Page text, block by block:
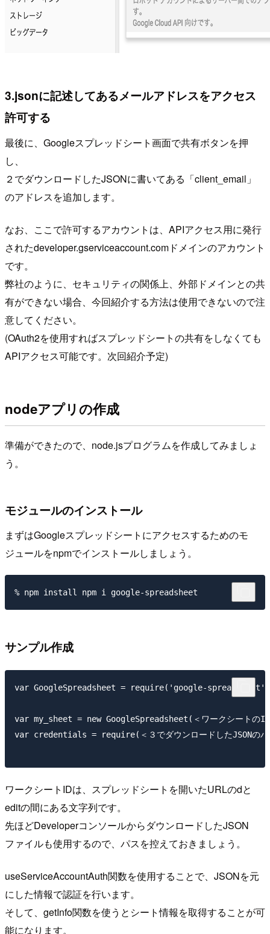
3.jsonに記述してあるメールアドレスをアクセス
許可する
最後に、Googleスプレッドシート画面で共有ボタンを押
し、
２でダウンロードしたJSONに書いてある「client_email」
のアドレスを追加します。
なお、ここで許可するアカウントは、APIアクセス用に発行
されたdeveloper.gserviceaccount.comドメインのアカウント
です。
弊社のように、セキュリティの関係上、外部ドメインとの共
有ができない場合、今回紹介する方法は使用できないので注
意してください。
(OAuth2を使用すればスプレッドシートの共有をしなくても
APIアクセス可能です。次回紹介予定)
nodeアプリの作成
準備ができたので、node.jsプログラムを作成してみましょ
う。
モジュールのインストール
まずはGoogleスプレッドシートにアクセスするためのモ
ジュールをnpmでインストールしましょう。
サンプル作成
var GoogleSpreadsheet = require('google-
var my_sheet = new GoogleSpreadsheet(＜ワークシートの
var credentials = require(＜３でダウンロードしたJSONの
ワークシートIDは、スプレッドシートを開いたURLのdと
editの間にある文字列です。
先ほどDeveloperコンソールからダウンロードしたJSON
ファイルも使用するので、パスを控えておきましょう。
useServiceAccountAuth関数を使用することで、JSONを元
にした情報で認証を行います。
そして、getInfo関数を使うとシート情報を取得することが可
能になります。